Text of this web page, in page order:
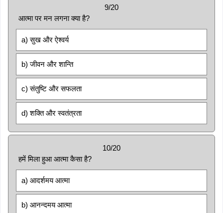
9/20
आत्मा पर मन लगना क्या है?
a) सुख और ऐश्वर्य
b) जीवन और शान्ति
c) संतुष्टि और सफलता
d) शक्ति और स्वतंत्रता
10/20
हमें मिला हुआ आत्मा कैसा है?
a) आदर्शमय आत्मा
b) आनन्दमय आत्मा